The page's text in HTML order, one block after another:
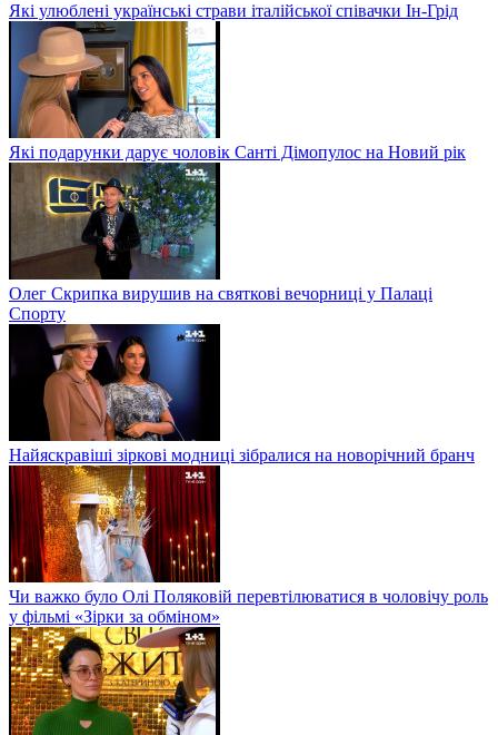
Які улюблені українські страви італійської співачки Ін-Грід
Які подарунки дарує чоловік Санті Дімопулос на Новий рік
Олег Скрипка вирушив на святкові вечорниці у Палаці
Спорту
Найяскравіші зіркові модниці зібралися на новорічний бранч
Чи важко було Олі Поляковій перевтілюватися в чоловічу роль
у фільмі «Зірки за обміном»